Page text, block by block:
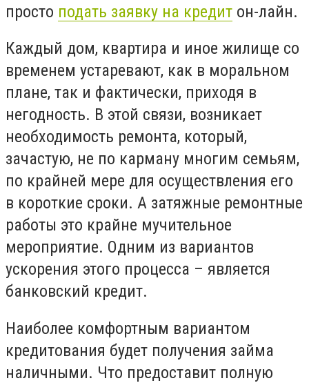
просто подать заявку на кредит он-лайн.
Каждый дом, квартира и иное жилище со
временем устаревают, как в моральном
плане, так и фактически, приходя в
негодность. В этой связи, возникает
необходимость ремонта, который,
зачастую, не по карману многим семьям,
по крайней мере для осуществления его
в короткие сроки. А затяжные ремонтные
работы это крайне мучительное
мероприятие. Одним из вариантов
ускорения этого процесса – является
банковский кредит.
Наиболее комфортным вариантом
кредитования будет получения займа
наличными. Что предоставит полную